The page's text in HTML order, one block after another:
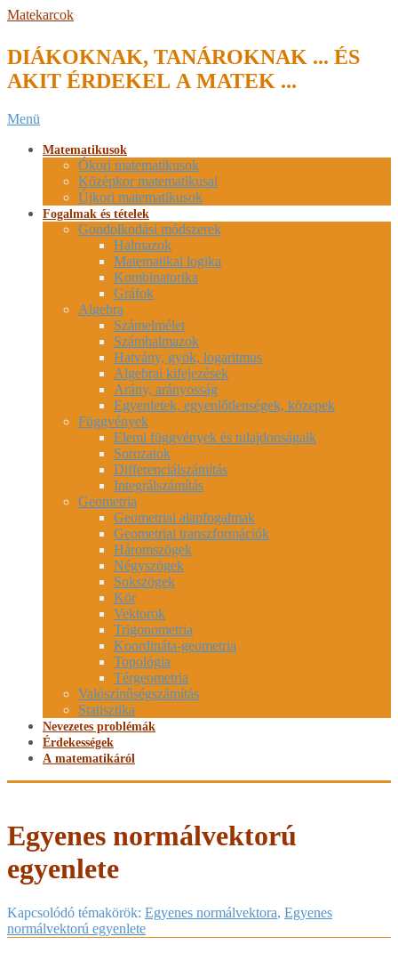
Skip
content
Matekarcok
DIÁKOKNAK, TANÁROKNAK ... ÉS
AKIT ÉRDEKEL A MATEK ...
Secondary
Menu
Menü
Matematikusok
Ókori matematikusok
Középkor matematikusai
Újkori matematikusok
Fogalmak és tételek
Gondolkodási módszerek
Halmazok
Matematikai logika
Kombinatorika
Gráfok
Algebra
Számelmélet
Számhalmazok
Hatvány, gyök, logaritmus
Algebrai kifejezések
Arány, arányosság
Egyenletek, egyenlőtlenségek, közepek
Függvények
Elemi függvények és tulajdonságaik
Sorozatok
Differenciálszámítás
Integrálszámítás
Geometria
Geometriai alapfogalmak
Geometriai transzformációk
Háromszögek
Négyszögek
Sokszögek
Kör
Vektorok
Trigonometria
Koordináta-geometria
Topológia
Térgeometria
Valószínűségszámítás
Statisztika
Nevezetes problémák
Érdekességek
A matematikáról
Egyenes normálvektorú
egyenlete
Kapcsolódó témakörök: Egyenes normálvektora, Egyenes
normálvektorú egyenlete